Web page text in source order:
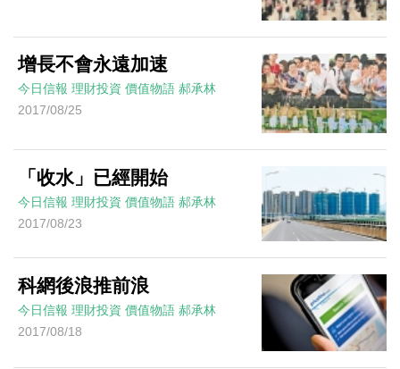
增長不會永遠加速
今日信報 理財投資 價值物語 郝承林
2017/08/25
「收水」已經開始
今日信報 理財投資 價值物語 郝承林
2017/08/23
科網後浪推前浪
今日信報 理財投資 價值物語 郝承林
2017/08/18